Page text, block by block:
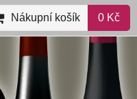
Nákupní košík 0 Kč